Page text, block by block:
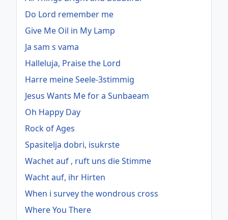
Do Lord remember me
Give Me Oil in My Lamp
Ja sam s vama
Halleluja, Praise the Lord
Harre meine Seele-3stimmig
Jesus Wants Me for a Sunbaeam
Oh Happy Day
Rock of Ages
Spasitelja dobri, isukrste
Wachet auf , ruft uns die Stimme
Wacht auf, ihr Hirten
When i survey the wondrous cross
Where You There